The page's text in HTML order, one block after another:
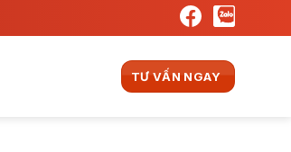
TƯ VẤN NGAY